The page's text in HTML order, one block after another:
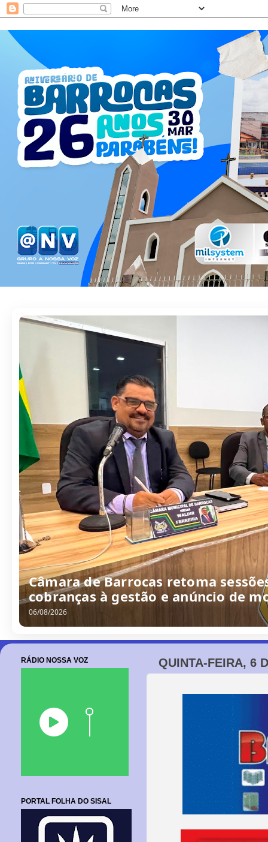
Câmara de Barrocas retoma
cobranças à gestão e anúncio de
06/08/2026
QUINTA-FEIRA, 6
RÁDIO NOSSA VOZ
PORTAL FOLHA DO SISAL